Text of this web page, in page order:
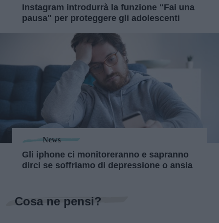
Instagram introdurrà la funzione "Fai una
pausa" per proteggere gli adolescenti
News
Gli iphone ci monitoreranno e sapranno
dirci se soffriamo di depressione o ansia
Cosa ne pensi?